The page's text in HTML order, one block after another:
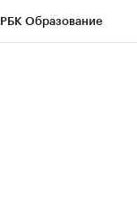
РБК Образование